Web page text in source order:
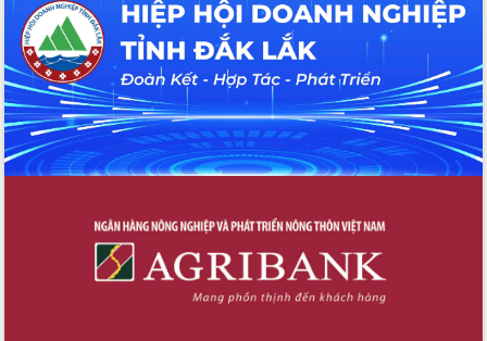
UBND tỉnh họp báo định kỳ tháng 4
năm 2026
Hội thảo khoa học “Giải pháp thúc đẩy
phát triển nền kinh tế xanh tại tỉnh
Đắk Lắk”
Tăng cường giám sát, đôn đốc thực
hiện nhiệm vụ quản lý tài sản công
công tác cải cách thủ tục hành chính
tại Trung tâm Phục vụ hành chính
Đắk Lắk: Tôn vinh 46 giải pháp tại Hội